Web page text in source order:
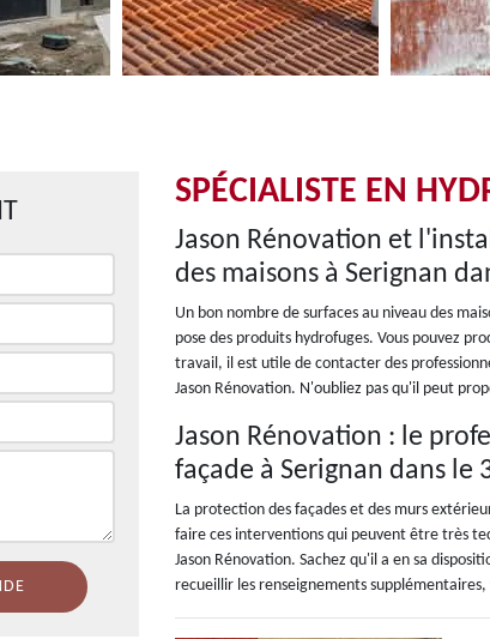
SPÉCIALISTE EN
Jason Rénovation et
des maisons à Serignan
Un bon nombre de surfaces au niveau des
pose des produits hydrofuges. Vous pouvez
travail, il est utile de contacter des
Jason Rénovation. N'oubliez pas qu'il peut
Jason Rénovation : le
façade à Serignan dans le
La protection des façades et des murs
faire ces interventions qui peuvent être très
Jason Rénovation. Sachez qu'il a en sa
recueillir les renseignements